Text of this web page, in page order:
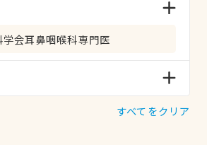
会耳鼻咽喉科専門医
すべてをクリア